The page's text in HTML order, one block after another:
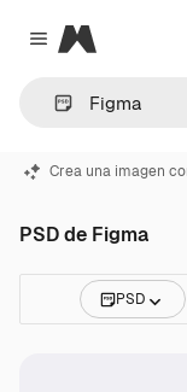
Close menu
Magnific
Crea una imagen
PSD de Figma
PSD